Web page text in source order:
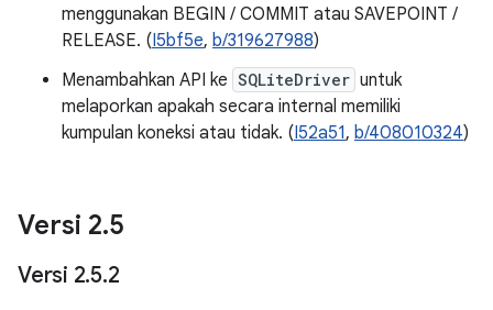
menggunakan BEGIN / COMMIT atau SAVEPOINT /
RELEASE. (I5bf5e, b/319627988)
Menambahkan API ke SQLiteDriver untuk
melaporkan apakah secara internal memiliki
kumpulan koneksi atau tidak. (I52a51, b/408010324)
Versi 2.5
Versi 2.5.2